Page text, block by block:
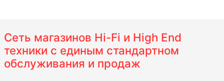
Сеть магазинов Hi-Fi и High End
техники с единым стандартном
обслуживания и продаж